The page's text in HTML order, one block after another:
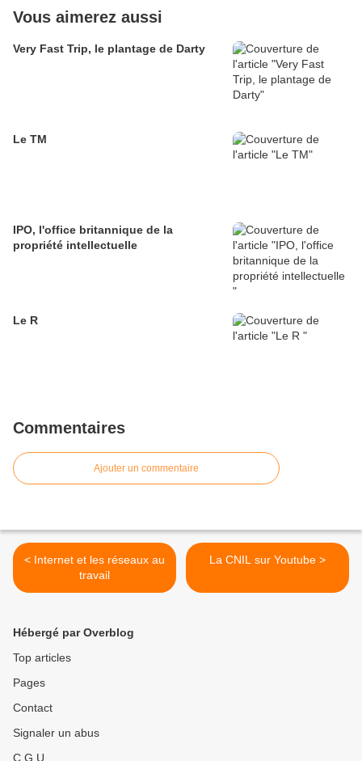
Vous aimerez aussi
Very Fast Trip, le plantage de Darty
Le TM
IPO, l'office britannique de la
propriété intellectuelle
Le R
Commentaires
Ajouter un commentaire
< Internet et les réseaux au
travail
La CNIL sur Youtube >
Hébergé par Overblog
Top articles
Pages
Contact
Signaler un abus
C.G.U.